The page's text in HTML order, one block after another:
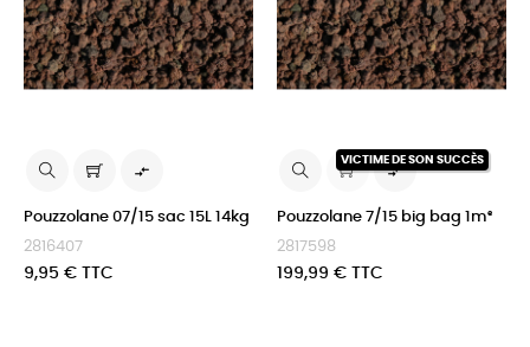

Pouzzolane 07/15 sac 15L 14kg
2816407
Prix
9,95 € TTC
VICTIME DE SON SUCCÈS

Pouzzolane 7/15 big bag 1m³
2817598
Prix
199,99 € TTC